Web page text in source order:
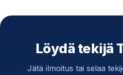
Löydä tekijä
Jätä ilmoitus tai selaa